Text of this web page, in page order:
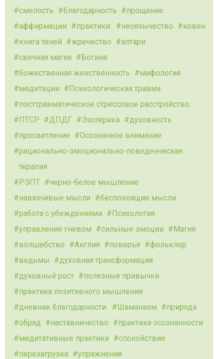
смелость
благодарность
прощение
аффирмации
практики. неоязычество
ковен
книга теней
жречество
алтари
свечная магия
Богиня
божественная женственность
мифология
медитации
Психологическая травма
посттравматическое стрессовое расстройство
ПТСР
ДПДГ Эзотерика
духовность
просветление
Осознанное внимание
рационально-эмоционально-поведенческая
терапия
РЭПТ
черно-белое мышление
навязчивые мысли
беспокоящие мысли
работа с убеждениями
Психология
управление гневом
сильные эмоции
Магия
волшебство
Англия поверья
фольклор
ведьмы
духовная трансформация
духовный рост
полезные привычки
практика позитивного мышления
дневник благодарности.
Шаманизм
природа
обряд
наставничество
практика осознанности
медитативные практики
спокойствие
перезагрузка
упражнения